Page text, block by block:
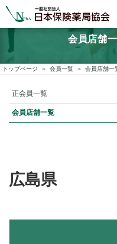
会員店舗
トップページ 会員一覧 会員店舗
正会員一覧
会員店舗一覧
広島県